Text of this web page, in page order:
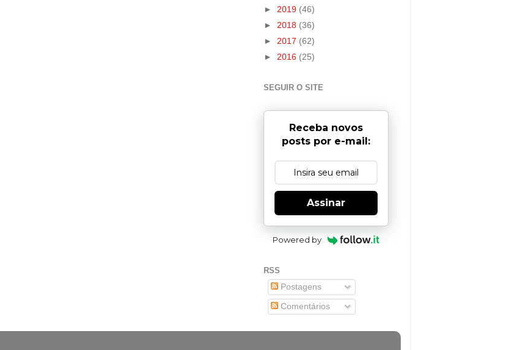
► 2019 (46)
► 2018 (36)
► 2017 (62)
► 2016 (25)
SEGUIR O SITE
Receba novos
posts por e-mail:
Assinar
Powered by
RSS
Postagens
Comentários